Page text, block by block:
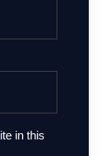
in this